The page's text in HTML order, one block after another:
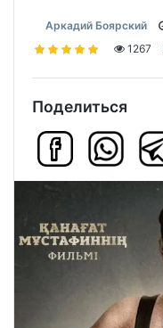
Аркадий Боярский
1267
Поделиться